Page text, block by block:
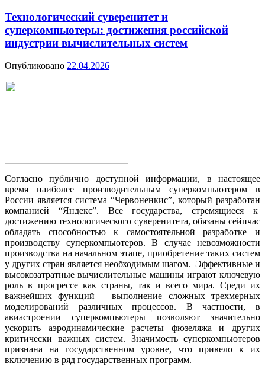
Технологический суверенитет и
суперкомпьютеры: достижения российской
индустрии вычислительных систем
Опубликовано 22.04.2026
Согласно публично доступной информации, в настоящее
время наиболее производительным суперкомпьютером в
России является система “Червоненкис”, который разработан
компанией “Яндекс”. Все государства, стремящиеся к
достижению технологического суверенитета, обязаны сейпчас
обладать способностью к самостоятельной разработке и
производству суперкомпьютеров. В случае невозможности
производства на начальном этапе, приобретение таких систем
у других стран является необходимым шагом. Эффективные и
высокозатратные вычислительные машины играют ключевую
роль в прогрессе как страны, так и всего мира. Среди их
важнейших функций – выполнение сложных трехмерных
моделирований различных процессов. В частности, в
авиастроении суперкомпьютеры позволяют значительно
ускорить аэродинамические расчеты фюзеляжа и других
критически важных систем. Значимость суперкомпьютеров
признана на государственном уровне, что привело к их
включению в ряд государственных программ.